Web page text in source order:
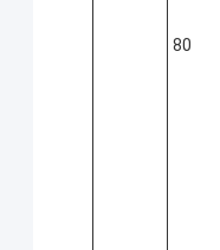
80